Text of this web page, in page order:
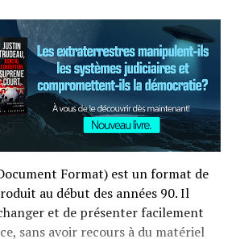
Format) est un format de
au début des années 90. Il
et de présenter facilement
sans avoir recours à du matériel